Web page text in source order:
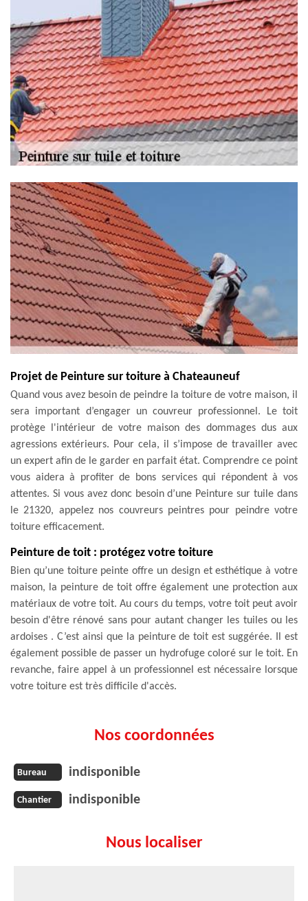
Projet de Peinture sur toiture à Chateauneuf
Quand vous avez besoin de peindre la toiture de votre maison, il
sera important d’engager un couvreur professionnel. Le toit
protège l'intérieur de votre maison des dommages dus aux
agressions extérieurs. Pour cela, il s’impose de travailler avec
un expert afin de le garder en parfait état. Comprendre ce point
vous aidera à profiter de bons services qui répondent à vos
attentes. Si vous avez donc besoin d’une Peinture sur tuile dans
le 21320, appelez nos couvreurs peintres pour peindre votre
toiture efficacement.
Peinture de toit : protégez votre toiture
Bien qu’une toiture peinte offre un design et esthétique à votre
maison, la peinture de toit offre également une protection aux
matériaux de votre toit. Au cours du temps, votre toit peut avoir
besoin d'être rénové sans pour autant changer les tuiles ou les
ardoises . C’est ainsi que la peinture de toit est suggérée. Il est
également possible de passer un hydrofuge coloré sur le toit. En
revanche, faire appel à un professionnel est nécessaire lorsque
votre toiture est très difficile d'accès.
Nos coordonnées
Bureau indisponible
Chantier indisponible
Nous localiser